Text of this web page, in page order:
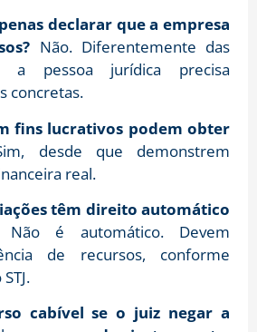
declarar que a empresa
Não. Diferentemente das
a pessoa jurídica precisa
concretas.
fins lucrativos podem obter
desde que demonstrem
real.
têm direito automático
Não é automático. Devem
de recursos, conforme
cabível se o juiz negar a